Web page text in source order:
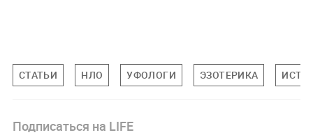
СТАТЬИ НЛО УФОЛОГИ ЭЗОТЕРИКА
Подписаться на LIFE